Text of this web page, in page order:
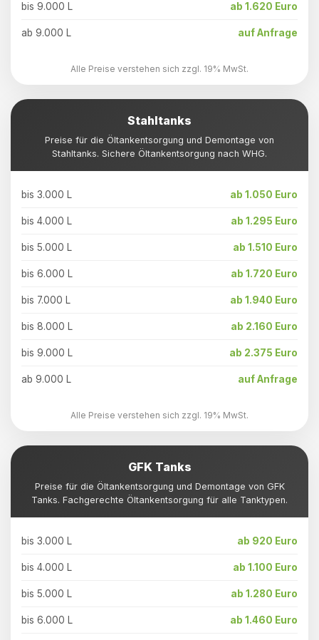
bis 9.000 L ab 1.620 Euro
ab 9.000 L auf Anfrage
Alle Preise verstehen sich zzgl. 19% MwSt.
Stahltanks
Preise für die Öltankentsorgung und Demontage von
Stahltanks. Sichere Öltankentsorgung nach WHG.
bis 3.000 L ab 1.050 Euro
bis 4.000 L ab 1.295 Euro
bis 5.000 L ab 1.510 Euro
bis 6.000 L ab 1.720 Euro
bis 7.000 L ab 1.940 Euro
bis 8.000 L ab 2.160 Euro
bis 9.000 L ab 2.375 Euro
ab 9.000 L auf Anfrage
Alle Preise verstehen sich zzgl. 19% MwSt.
GFK Tanks
Preise für die Öltankentsorgung und Demontage von GFK
Tanks. Fachgerechte Öltankentsorgung für alle Tanktypen.
bis 3.000 L ab 920 Euro
bis 4.000 L ab 1.100 Euro
bis 5.000 L ab 1.280 Euro
bis 6.000 L ab 1.460 Euro